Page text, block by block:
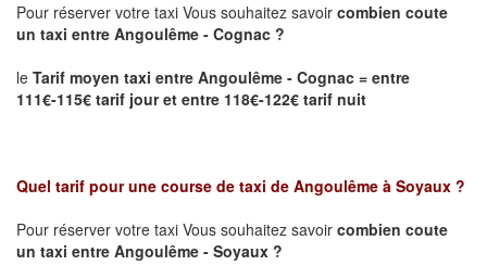
Pour réserver votre taxi Vous souhaitez savoir combien coute
un taxi entre Angoulême - Cognac ?
le Tarif moyen taxi entre Angoulême - Cognac = entre
111€-115€ tarif jour et entre 118€-122€ tarif nuit
Quel tarif pour une course de taxi de Angoulême à Soyaux ?
Pour réserver votre taxi Vous souhaitez savoir combien coute
un taxi entre Angoulême - Soyaux ?